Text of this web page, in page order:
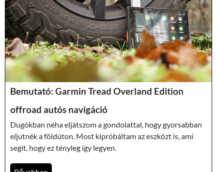
Bemutató: Garmin Tread Overland Edition
offroad autós navigáció
Dugókban néha eljátszom a gondolattal, hogy gyorsabban
eljutnék a földúton. Most kipróbáltam az eszközt is, ami
segít, hogy ez tényleg így legyen.